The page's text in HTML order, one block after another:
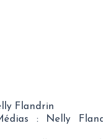
Flandrin
: Nelly